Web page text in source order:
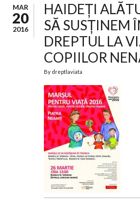
MAR
20
2016
HAIDEȚI
SĂ SUSȚINEM
DREPTUL LA
COPIILOR
By dreptlaviata